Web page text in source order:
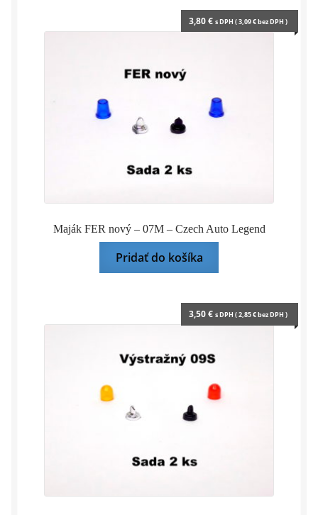
Maják FER nový – 07M – Czech Auto Legend
3,80€ s DPH (3,09€bez DPH )
Pridať do košíka
3,50€ s DPH (2,85€bez DPH )